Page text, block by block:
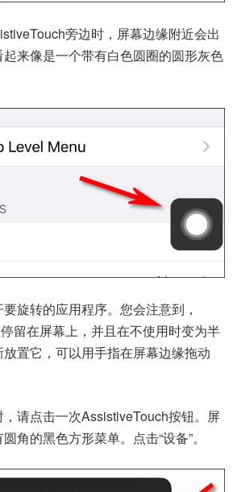
旁边时，屏幕边缘附近会出
来像是一个带有白色圆圈的圆形灰色
旋转的应用程序。您会注意到，
留在屏幕上，并且在不使用时变为半
置它，可以用手指在屏幕边缘拖动
请点击一次AssistiveTouch按钮。屏
角的黑色方形菜单。点击“设备”。